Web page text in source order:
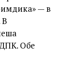
— в
В
Обе